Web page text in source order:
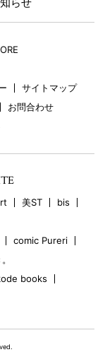
らせ
サイトマップ
お問合わせ
美ST
bis
comic Pureri
books